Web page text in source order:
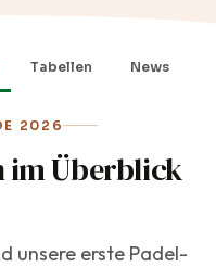
Tabellen News
2026
im Überblick
unsere erste Padel-